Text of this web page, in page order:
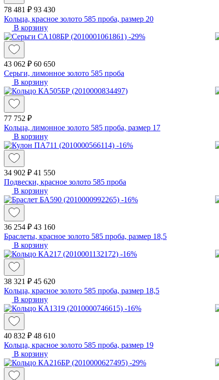
78 481 ₽ 93 430
Кольца, красное золото 585 проба, размер 20
В корзину
-29%
43 062 ₽ 60 650
Серьги, лимонное золото 585 проба
В корзину
77 752 ₽
Кольца, лимонное золото 585 проба, размер 17
В корзину
-16%
34 902 ₽ 41 550
Подвески, красное золото 585 проба
В корзину
-16%
36 254 ₽ 43 160
Браслеты, красное золото 585 проба, размер 18,5
В корзину
-16%
38 321 ₽ 45 620
Кольца, красное золото 585 проба, размер 18,5
В корзину
-16%
40 832 ₽ 48 610
Кольца, красное золото 585 проба, размер 19
В корзину
-29%